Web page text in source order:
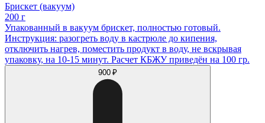
Брискет (вакуум)
200 г
Упакованный в вакуум брискет, полностью готовый.
Инструкция: разогреть воду в кастрюле до кипения,
отключить нагрев, поместить продукт в воду, не вскрывая
упаковку, на 10-15 минут. Расчет КБЖУ приведён на 100 гр.
900 ₽